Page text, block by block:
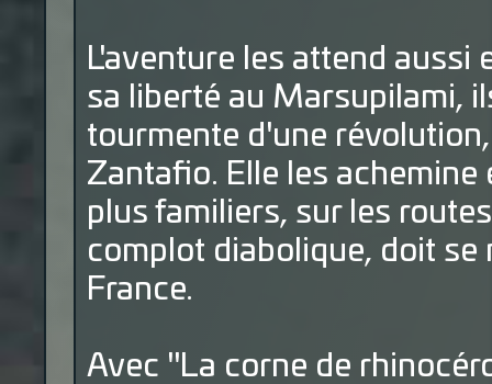
L'aventure les attend aussi
sa liberté au Marsupilami,
tourmente d'une
Zantafio. Elle les
plus familiers, sur les
complot diabolique, doit se
France.
Avec "La corne de